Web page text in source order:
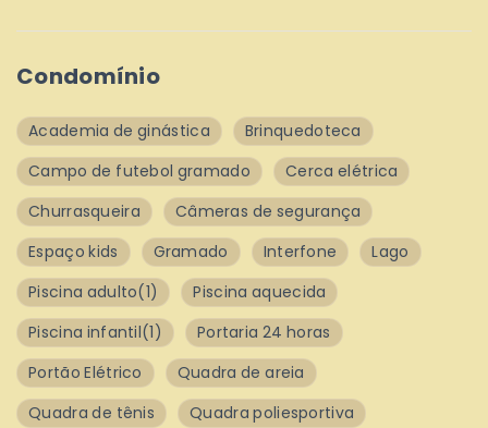
Condomínio
Academia de ginástica
Brinquedoteca
Campo de futebol gramado
Cerca elétrica
Churrasqueira
Câmeras de segurança
Espaço kids
Gramado Interfone
Lago
Piscina adulto(1)
Piscina aquecida
Piscina infantil(1)
Portaria 24 horas
Portão Elétrico
Quadra de areia
Quadra de tênis
Quadra poliesportiva